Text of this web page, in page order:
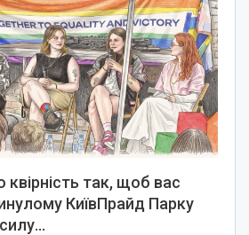
квірність так, щоб вас
КиївПрайд Парку